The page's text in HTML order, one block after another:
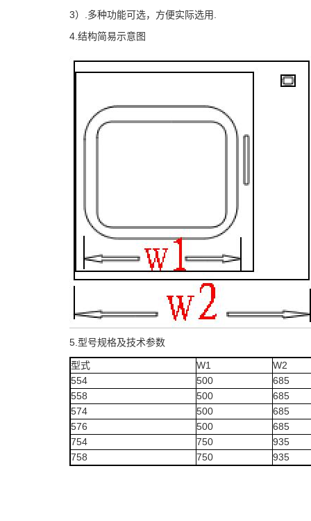
3）.多种功能可选，方便实际选用.
4.结构简易示意图
5.型号规格及技术参数
型式 W1
W2
554
500
685
558
500
685
574
500
685
576
500
685
754
750
935
758
750 935